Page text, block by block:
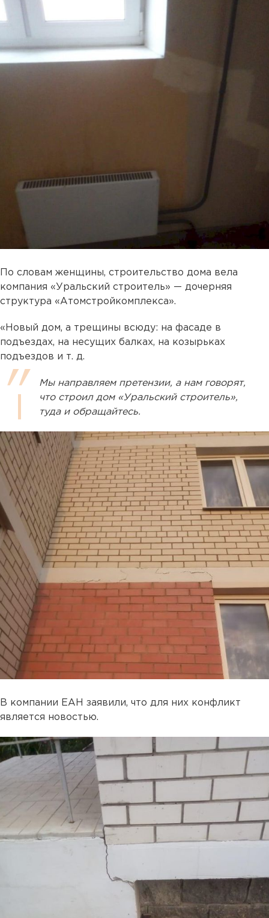
По словам женщины, строительство дома вела
компания «Уральский строитель» — дочерняя
структура «Атомстройкомплекса».
«Новый дом, а трещины всюду: на фасаде в
подъездах, на несущих балках, на козырьках
подъездов и т. д.
Мы направляем претензии, а нам говорят,
что строил дом «Уральский строитель»,
туда и обращайтесь.
В компании ЕАН заявили, что для них конфликт
является новостью.